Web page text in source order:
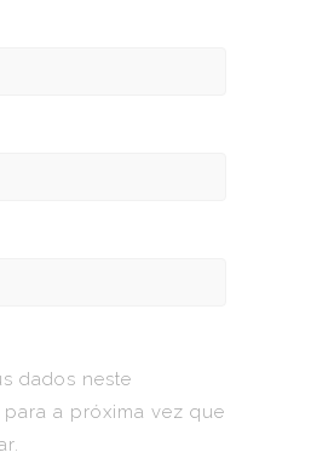
dados neste
a próxima vez que